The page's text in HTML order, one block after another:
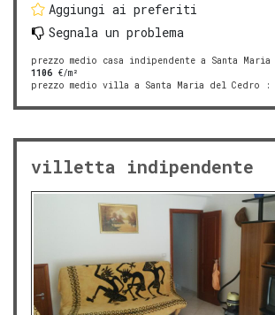
Aggiungi ai preferiti
Segnala un problema
prezzo medio casa indipendente a Santa
1106 €/m²
prezzo medio villa a Santa Maria del Cedro :
villetta indipendente